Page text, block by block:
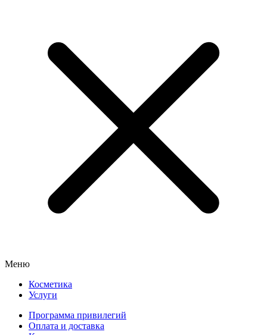
Меню
Косметика
Услуги
Программа привилегий
Оплата и доставка